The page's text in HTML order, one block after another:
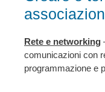
Rete e networking
comunicazioni con
programmazione e